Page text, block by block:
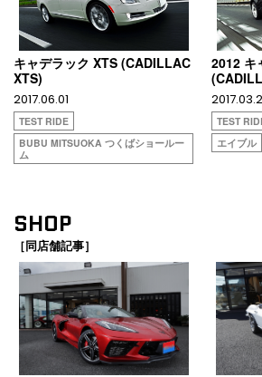
キャデラック XTS (CADILLAC
XTS)
2017.06.01
TEST RIDE
BUBU MITSUOKA つくばショールー
ム
2012 キ
TEST
エイブル
SHOP
［同店舗記事］